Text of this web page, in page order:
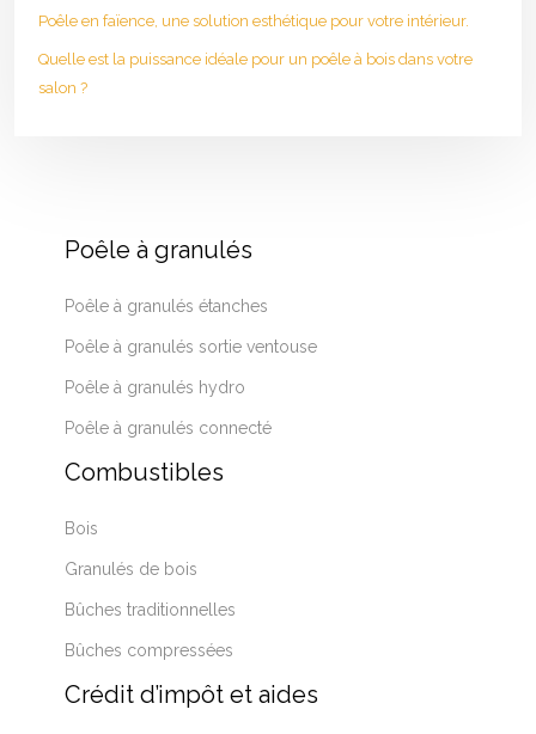
Poêle en faïence, une solution esthétique pour votre intérieur.
Quelle est la puissance idéale pour un poêle à bois dans votre
salon ?
Poêle à granulés
Poêle à granulés étanches
Poêle à granulés sortie ventouse
Poêle à granulés hydro
Poêle à granulés connecté
Combustibles
Bois
Granulés de bois
Bûches traditionnelles
Bûches compressées
Crédit d’impôt et aides